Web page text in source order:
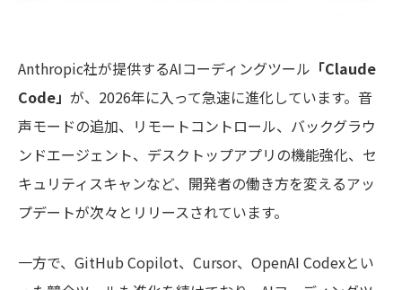
Anthropic社が提供するAIコーディングツール 「Claude
Code」 が、2026年に入って急速に進化しています。音
声モードの追加、リモートコントロール、バックグラウ
ンドエージェント、デスクトップアプリの機能強化、セ
キュリティスキャンなど、開発者の働き方を変えるアッ
プデートが次々とリリースされています。
一方で、GitHub Copilot、Cursor、OpenAI Codexとい